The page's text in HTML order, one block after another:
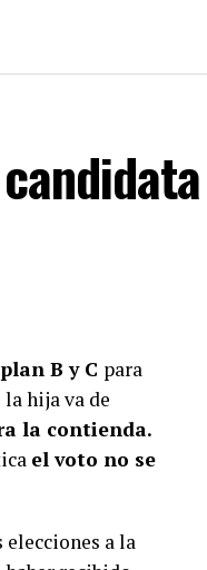
para
plan B y C para
la hija va de
la contienda.
el voto no se
a la